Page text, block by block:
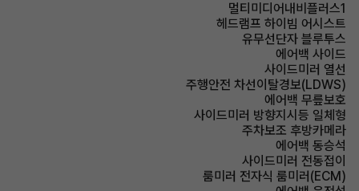
멀티미디어내비플러스1
헤드램프 하이빔 어시스트
유무선단자 블루투스
에어백 사이드
사이드미러 열선
주행안전 차선이탈경보(LDWS)
에어백 무릎보호
사이드미러 방향지시등 일체형
주차보조 후방카메라
에어백 동승석
사이드미러 전동접이
룸미러 전자식 룸미러(ECM)